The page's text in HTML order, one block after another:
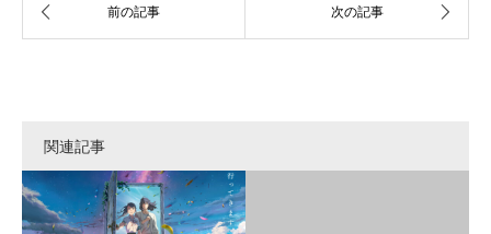
関連記事